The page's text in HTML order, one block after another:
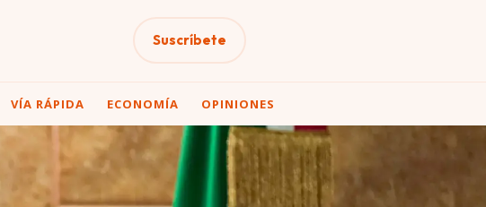
Suscríbete
VÍA RÁPIDA ECONOMÍA OPINIONES